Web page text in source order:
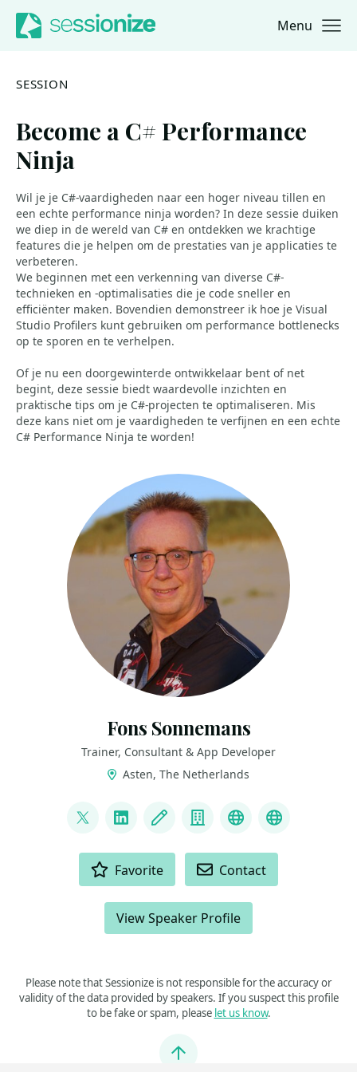
Jump to navigation
Jump to content Menu
SESSION
Become a C# Performance
Ninja
Wil je je C#-vaardigheden naar een hoger niveau tillen en
een echte performance ninja worden? In deze sessie duiken
we diep in de wereld van C# en ontdekken we krachtige
features die je helpen om de prestaties van je applicaties te
verbeteren.
We beginnen met een verkenning van diverse C#-
technieken en -optimalisaties die je code sneller en
efficiënter maken. Bovendien demonstreer ik hoe je Visual
Studio Profilers kunt gebruiken om performance bottlenecks
op te sporen en te verhelpen.
Of je nu een doorgewinterde ontwikkelaar bent of net
begint, deze sessie biedt waardevolle inzichten en
praktische tips om je C#-projecten te optimaliseren. Mis
deze kans niet om je vaardigheden te verfijnen en een echte
C# Performance Ninja te worden!
Fons Sonnemans
Trainer, Consultant & App Developer
Asten, The Netherlands
@fonssonnemans
LinkedInBlog Company
BlueskyMicrosoft
Favorite Contact
View Speaker Profile
Please note that Sessionize is not responsible for the accuracy or
validity of the data provided by speakers. If you suspect this profile
to be fake or spam, please let us know.
Jump to top